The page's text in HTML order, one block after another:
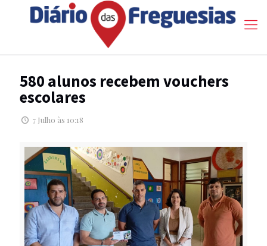
580 alunos recebem vouchers
escolares
7 Julho às 10:18